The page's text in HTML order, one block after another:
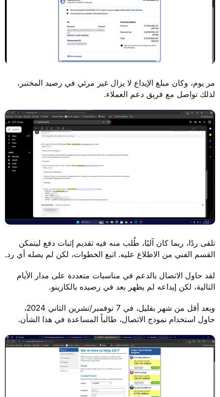
مر يوم، وكان مبلغ الإيداع لا يزال غير مرئي في رصيد المختبر،
لذلك تواصل مع فريق دعم العملاء.
تلقى ردًا، ربما كان آليًا، طُلب منه فيه تقديم إثبات دفع ليتمكن
القسم الفني من الاطلاع عليه. اتبع الخطوات، لكن لم يصله أي رد.
لقد حاول الاتصال بالدعم في مناسبات متعددة على مدار الأيام
التالية، لكن إيداعه لم يظهر بعد في رصيده بالكازينو.
وبعد أقل من شهر بقليل، في 7 نوفمبر/تشرين الثاني 2024،
حاول استخدام نموذج الاتصال، طالباً المساعدة في هذا الشأن.